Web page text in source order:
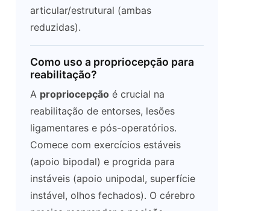
articular/estrutural (ambas
reduzidas).
Como uso a propriocepção para
reabilitação?
A propriocepção é crucial na
reabilitação de entorses, lesões
ligamentares e pós-operatórios.
Comece com exercícios estáveis
(apoio bipodal) e progrida para
instáveis (apoio unipodal, superfície
instável, olhos fechados). O cérebro